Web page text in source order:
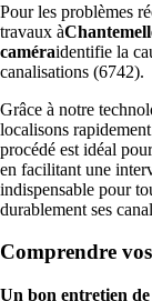
Pour les problèmes
travaux à
caméraidentifie la
canalisations (6742).
Grâce à notre
localisons
procédé est idéal
en facilitant une
indispensable pour
durablement ses
Comprendre
Un bon entretien